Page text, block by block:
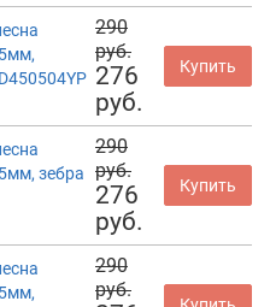
290
руб.
276
руб.
Купить
зебра
290
руб.
276
руб.
Купить
290
руб.